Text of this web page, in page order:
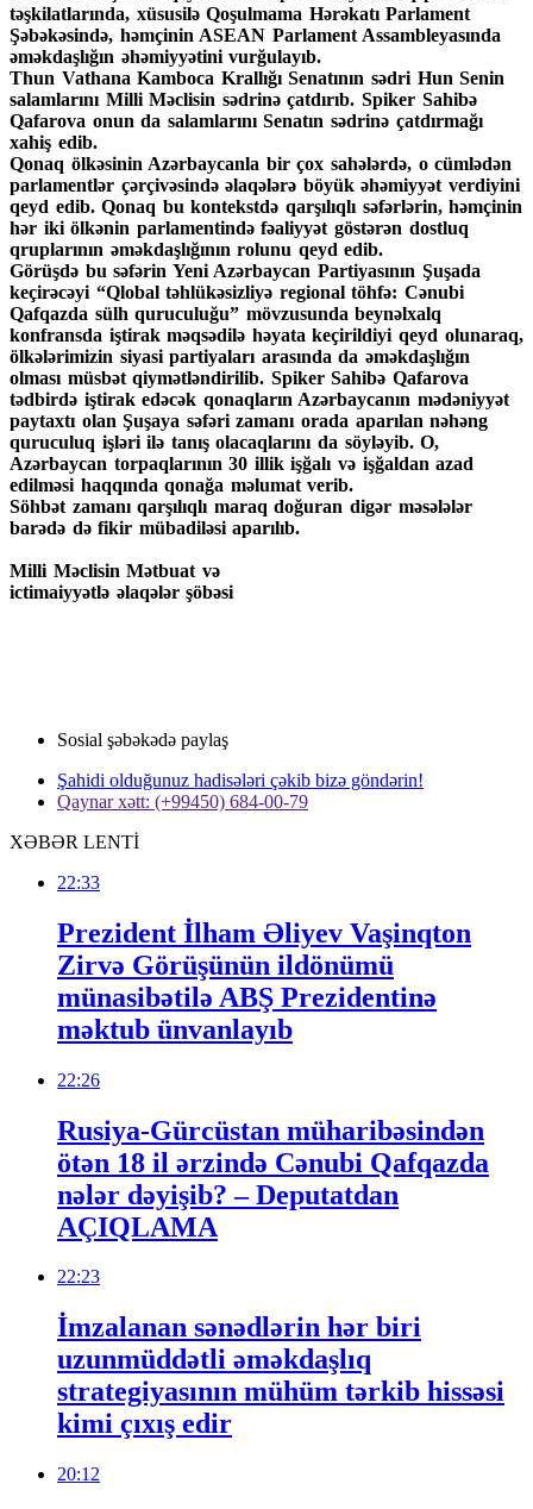
təşkilatlarında, xüsusilə Qoşulmama Hərəkatı Parlament
Şəbəkəsində, həmçinin ASEAN Parlament Assambleyasında
əməkdaşlığın əhəmiyyətini vurğulayıb.
Thun Vathana Kamboca Krallığı Senatının sədri Hun Senin
salamlarını Milli Məclisin sədrinə çatdırıb. Spiker Sahibə
Qafarova onun da salamlarını Senatın sədrinə çatdırmağı
xahiş edib.
Qonaq ölkəsinin Azərbaycanla bir çox sahələrdə, o cümlədən
parlamentlər çərçivəsində əlaqələrə böyük əhəmiyyət verdiyini
qeyd edib. Qonaq bu kontekstdə qarşılıqlı səfərlərin, həmçinin
hər iki ölkənin parlamentində fəaliyyət göstərən dostluq
qruplarının əməkdaşlığının rolunu qeyd edib.
Görüşdə bu səfərin Yeni Azərbaycan Partiyasının Şuşada
keçirəcəyi “Qlobal təhlükəsizliyə regional töhfə: Cənubi
Qafqazda sülh quruculuğu” mövzusunda beynəlxalq
konfransda iştirak məqsədilə həyata keçirildiyi qeyd olunaraq,
ölkələrimizin siyasi partiyaları arasında da əməkdaşlığın
olması müsbət qiymətləndirilib. Spiker Sahibə Qafarova
tədbirdə iştirak edəcək qonaqların Azərbaycanın mədəniyyət
paytaxtı olan Şuşaya səfəri zamanı orada aparılan nəhəng
quruculuq işləri ilə tanış olacaqlarını da söyləyib. O,
Azərbaycan torpaqlarının 30 illik işğalı və işğaldan azad
edilməsi haqqında qonağa məlumat verib.
Söhbət zamanı qarşılıqlı maraq doğuran digər məsələlər
barədə də fikir mübadiləsi aparılıb.
Milli Məclisin Mətbuat və
ictimaiyyətlə əlaqələr şöbəsi
Sosial şəbəkədə paylaş
Şahidi olduğunuz hadisələri çəkib bizə göndərin!
Qaynar xətt: (+99450) 684-00-79
XƏBƏR LENTİ
22:33
Prezident İlham Əliyev Vaşinqton
Zirvə Görüşünün ildönümü
münasibətilə ABŞ Prezidentinə
məktub ünvanlayıb
22:26
Rusiya-Gürcüstan müharibəsindən
ötən 18 il ərzində Cənubi Qafqazda
nələr dəyişib? – Deputatdan
AÇIQLAMA
22:23
İmzalanan sənədlərin hər biri
uzunmüddətli əməkdaşlıq
strategiyasının mühüm tərkib hissəsi
kimi çıxış edir
20:12